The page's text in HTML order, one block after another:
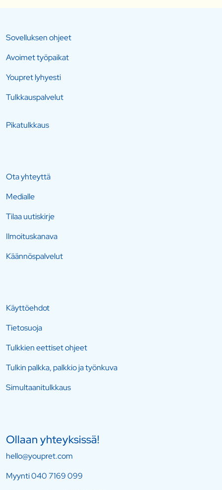
Sovelluksen ohjeet
Avoimet työpaikat
Youpret lyhyesti
Tulkkauspalvelut
Pikatulkkaus
Ota yhteyttä
Medialle
Tilaa uutiskirje
Ilmoituskanava
Käännöspalvelut
Käyttöehdot
Tietosuoja
Tulkkien eettiset ohjeet
Tulkin palkka, palkkio ja työnkuva
Simultaanitulkkaus
Ollaan yhteyksissä!
hello@youpret.com
Myynti040 7169 099